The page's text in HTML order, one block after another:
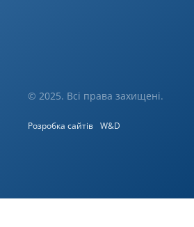
© 2025. Всі права захищені.
Розробка сайтів W&D